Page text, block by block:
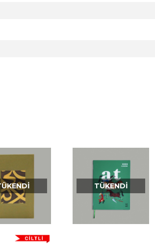
TÜKENDI